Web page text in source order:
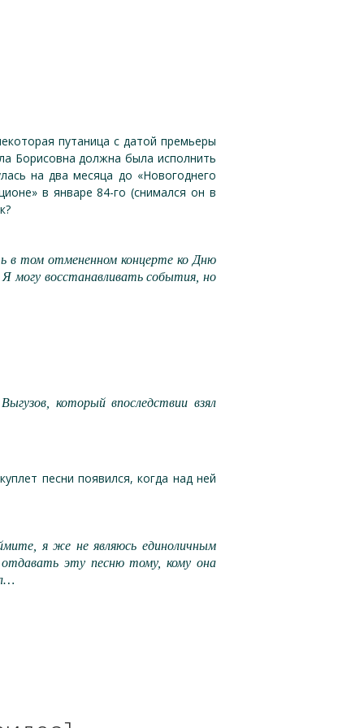
путаница с датой премьеры
Борисовна должна была исполнить
на два месяца до «Новогоднего
в январе 84-го (снимался он в
в том отмененном концерте ко Дню
восстанавливать события, но
который впоследствии взял
песни появился, когда над ней
я же не являюсь единоличным
эту песню тому, кому она